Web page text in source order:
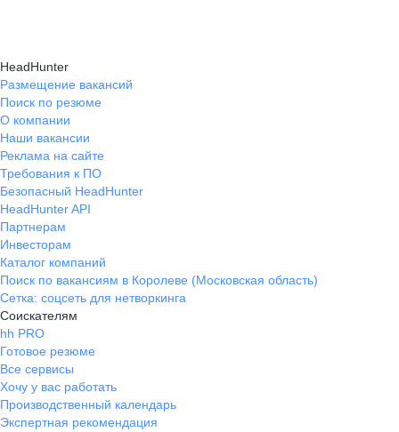
HeadHunter
Размещение вакансий
Поиск по резюме
О компании
Наши вакансии
Реклама на сайте
Требования к ПО
Безопасный HeadHunter
HeadHunter API
Партнерам
Инвесторам
Каталог компаний
Поиск по вакансиям в Королеве (Московская область)
Сетка: соцсеть для нетворкинга
Соискателям
hh PRO
Готовое резюме
Все сервисы
Хочу у вас работать
Производственный календарь
Экспертная рекомендация